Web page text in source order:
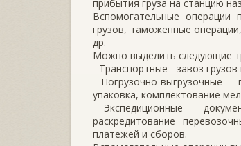
прибытия груза на станцию
Вспомогательные операции
грузов, таможенные
др.
Можно выделить следующие
- Транспортные - завоз
- Погрузочно-выгрузочные –
упаковка, комплектование
- Экспедиционные –
раскредитование
платежей и сборов.